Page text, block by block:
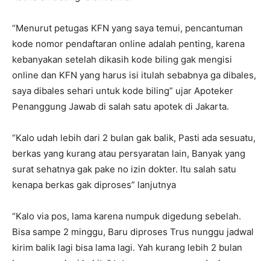
“Menurut petugas KFN yang saya temui, pencantuman
kode nomor pendaftaran online adalah penting, karena
kebanyakan setelah dikasih kode biling gak mengisi
online dan KFN yang harus isi itulah sebabnya ga dibales,
saya dibales sehari untuk kode biling” ujar Apoteker
Penanggung Jawab di salah satu apotek di Jakarta.
“Kalo udah lebih dari 2 bulan gak balik, Pasti ada sesuatu,
berkas yang kurang atau persyaratan lain, Banyak yang
surat sehatnya gak pake no izin dokter. Itu salah satu
kenapa berkas gak diproses” lanjutnya
“Kalo via pos, lama karena numpuk digedung sebelah.
Bisa sampe 2 minggu, Baru diproses Trus nunggu jadwal
kirim balik lagi bisa lama lagi. Yah kurang lebih 2 bulan